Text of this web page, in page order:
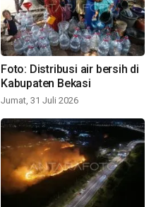
Foto: Distribusi air bersih di
Kabupaten Bekasi
Jumat, 31 Juli 2026